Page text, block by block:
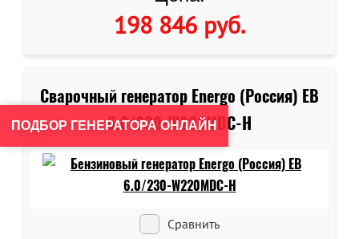
198 846 руб.
Сварочный генератор Energo (Россия) EB
6.0/230-W220MDC-H
Сравнить
ПОДБОР ГЕНЕРАТОРА ОНЛАЙН